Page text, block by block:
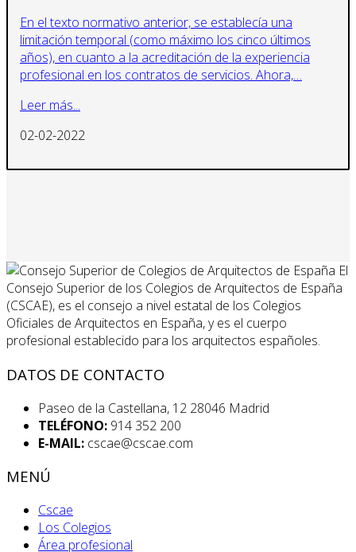
En el texto normativo anterior, se establecía una
limitación temporal (como máximo los cinco últimos
años), en cuanto a la acreditación de la experiencia
profesional en los contratos de servicios. Ahora,…
Leer más...
02-02-2022
El
Consejo Superior de los Colegios de Arquitectos de España
(CSCAE), es el consejo a nivel estatal de los Colegios
Oficiales de Arquitectos en España, y es el cuerpo
profesional establecido para los arquitectos españoles.
DATOS DE CONTACTO
Paseo de la Castellana, 12 28046 Madrid
TELÉFONO: 914 352 200
E-MAIL: cscae@cscae.com
MENÚ
Cscae
Los Colegios
Área profesional